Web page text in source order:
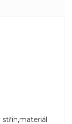
střih,materiál